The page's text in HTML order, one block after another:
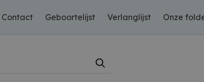
Contact Geboortelijst Verlanglijst Onze